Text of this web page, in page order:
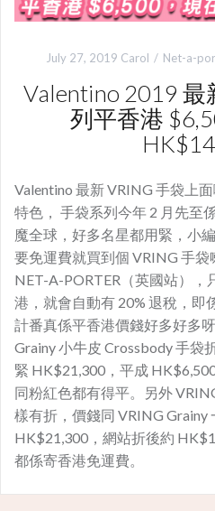
July 27, 2019 Carol Net-a-
Valentino 2019 最
列平香港
Valentino 最新 VRING 手袋上
特色， 手袋系列今年 2 月先至
魔全球，好多名星都用緊，小
要免運費就買到個 VRING 手
NET-A-PORTER（英國站），
港，就會自動有 20% 退稅，即
計番真係平香港價錢好多好多
Grainy 小牛皮 Crossbody 手袋
緊 HK$21,300，平成
同粉紅色都有得平。另外
樣有折，價錢同 VRING Grainy
HK$21,300，網站折後約
都係寄香港免運費。